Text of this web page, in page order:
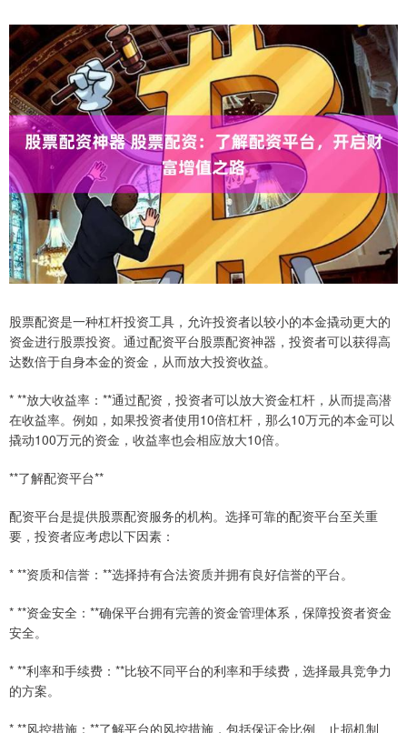
股票配资是一种杠杆投资工具，允许投资者以较小的本金撬动更大的
资金进行股票投资。通过配资平台股票配资神器，投资者可以获得高
达数倍于自身本金的资金，从而放大投资收益。
* **放大收益率：**通过配资，投资者可以放大资金杠杆，从而提高潜
在收益率。例如，如果投资者使用10倍杠杆，那么10万元的本金可以
撬动100万元的资金，收益率也会相应放大10倍。
**了解配资平台**
配资平台是提供股票配资服务的机构。选择可靠的配资平台至关重
要，投资者应考虑以下因素：
* **资质和信誉：**选择持有合法资质并拥有良好信誉的平台。
* **资金安全：**确保平台拥有完善的资金管理体系，保障投资者资金
安全。
* **利率和手续费：**比较不同平台的利率和手续费，选择最具竞争力
的方案。
* **风控措施：**了解平台的风控措施，包括保证金比例、止损机制